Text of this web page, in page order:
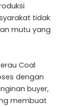
tidak
mutu yang
Coal
dengan
buyer,
membuat